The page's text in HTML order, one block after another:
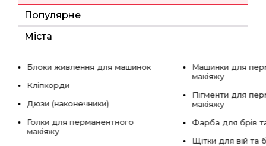
Популярне
Міста
Блоки живлення для машинок
Кліпкорди
Дюзи (наконечники)
Голки для перманентного
макіяжу
Машинки для
макіяжу
Пігменти для
макіяжу
Фарба для брів
Щітки для вій та